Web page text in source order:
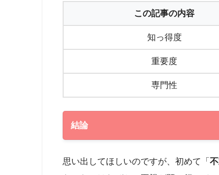
この記事の内容
知っ得度
重要度
専門性
結論
思い出してほしいのですが、初めて「